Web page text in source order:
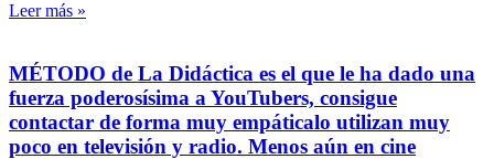
Leer más »
MÉTODO de La Didáctica es el que le ha dado una
fuerza poderosísima a YouTubers, consigue
contactar de forma muy empáticalo utilizan muy
poco en televisión y radio. Menos aún en cine